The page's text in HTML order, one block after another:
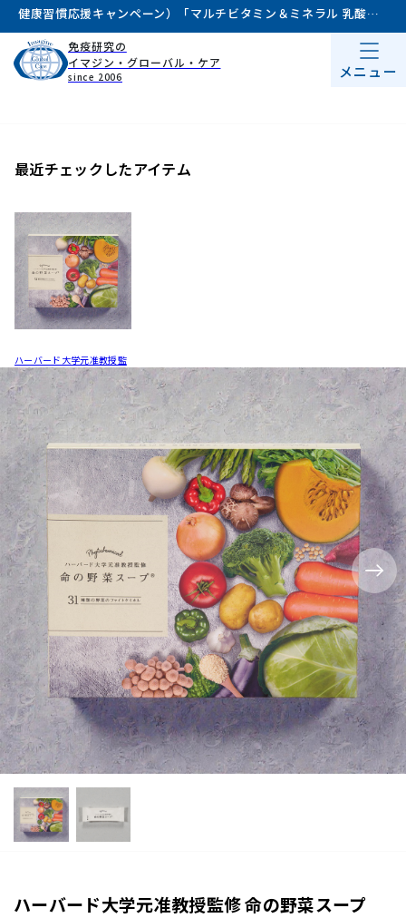
健康習慣応援キャンペーン） 「マルチビタミン＆ミネラル 乳酸菌入り」
免疫研究の
イマジン・グローバル・ケア
since 2006 メニュー
ハーバード大学元准教授監修 命の野菜スープ
最近チェックしたアイテム
ハーバード大学元准教授監
修 命の野菜スープ【定期初
回半額4266円】
¥8,532